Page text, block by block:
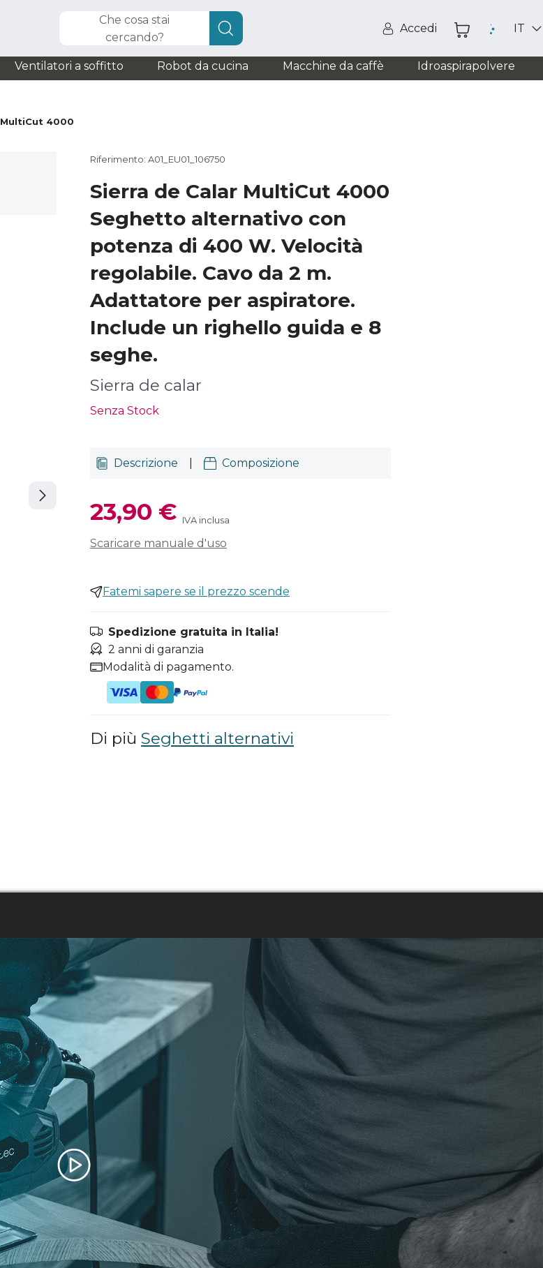
Che cosa stai
cercando?
Accedi IT
Ventilatori a soffitto Robot da cucina Macchine da caffè Idroaspirapolvere
MultiCut 4000
Riferimento: A01_EU01_106750
Sierra de Calar MultiCut 4000
Seghetto alternativo con
potenza di 400 W. Velocità
regolabile. Cavo da 2 m.
Adattatore per aspiratore.
Include un righello guida e 8
seghe.
Sierra de calar
Senza Stock
Descrizione Composizione
23,90 € IVA inclusa
Scaricare manuale d'uso
Fatemi sapere se il prezzo scende
Spedizione gratuita in Italia!
2 anni di garanzia
Modalità di pagamento.
Di più Seghetti alternativi